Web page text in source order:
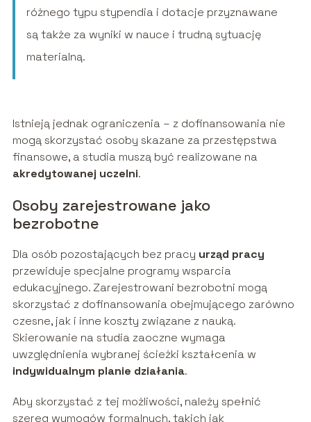
różnego typu stypendia i dotacje przyznawane
są także za wyniki w nauce i trudną sytuację
materialną.
Istnieją jednak ograniczenia – z dofinansowania nie
mogą skorzystać osoby skazane za przestępstwa
finansowe, a studia muszą być realizowane na
akredytowanej uczelni.
Osoby zarejestrowane jako
bezrobotne
Dla osób pozostających bez pracy urząd pracy
przewiduje specjalne programy wsparcia
edukacyjnego. Zarejestrowani bezrobotni mogą
skorzystać z dofinansowania obejmującego zarówno
czesne, jak i inne koszty związane z nauką.
Skierowanie na studia zaoczne wymaga
uwzględnienia wybranej ścieżki kształcenia w
indywidualnym planie działania.
Aby skorzystać z tej możliwości, należy spełnić
szereg wymogów formalnych, takich jak